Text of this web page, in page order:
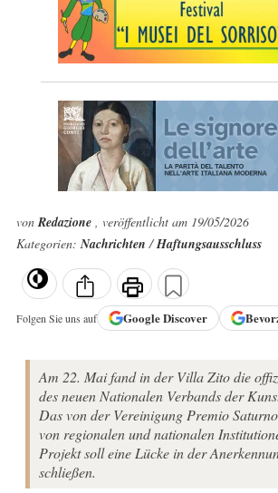
vonRedazione , veröffentlicht am 19/05/2026
Kategorien:Nachrichten/Haftungsausschluss
Folgen Sie uns auf GoogleDiscover
Am 22. Mai fand in der Villa Zito die
des neuen Nationalen Verbands der
Das von der Vereinigung Premio
von regionalen und nationalen
Projekt soll eine Lücke in der
schließen.